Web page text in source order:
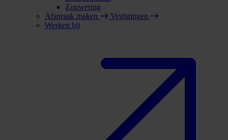
Zonwering
Afspraak maken
Vestigingen
Werken bij